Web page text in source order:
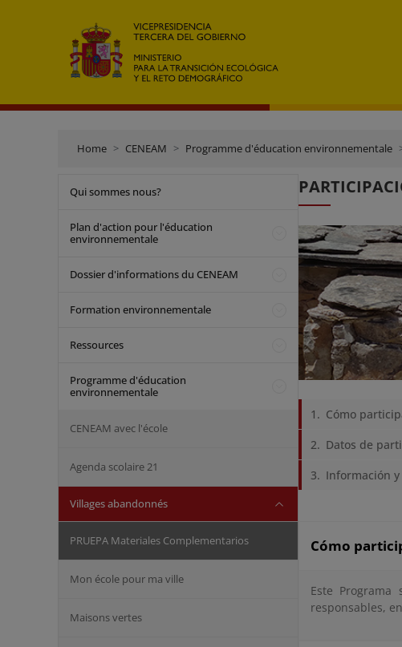
Home CENEAM Programme d'éducation environnementale
Qui sommes nous?
Plan d'action pour l'éducation
environnementale
Dossier d'informations du CENEAM
Formation environnementale
Ressources
Programme d'éducation
environnementale
CENEAM avec l'école
Agenda scolaire 21
Villages abandonnés
PRUEPA Materiales Complementarios
Mon école pour ma ville
Maisons vertes
Cómo
Datos de
Información
Cómo
Este
responsables,